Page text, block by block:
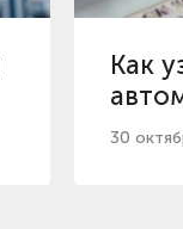
Как
30